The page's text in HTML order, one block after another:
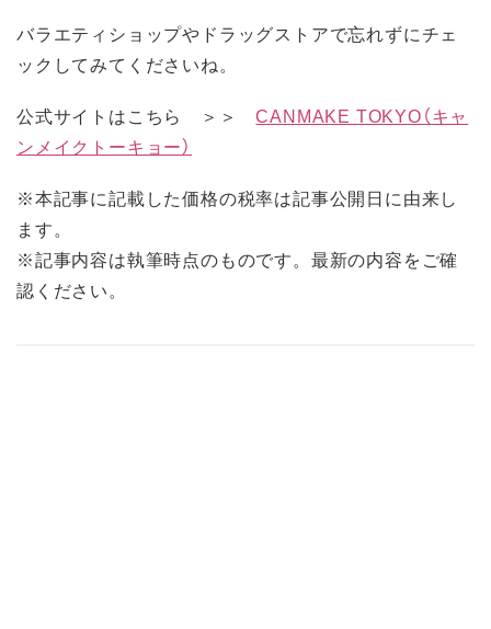
バラエティショップやドラッグストアで忘れずにチェ
ックしてみてくださいね。
公式サイトはこちら ＞＞CANMAKE TOKYO（キャ
ンメイクトーキョー）
※本記事に記載した価格の税率は記事公開日に由来し
ます。
※記事内容は執筆時点のものです。最新の内容をご確
認ください。